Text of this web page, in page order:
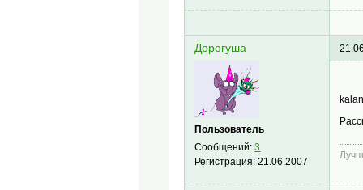
Дорогуша
Пользователь
Сообщений:3
Регистрация:21.06.2007